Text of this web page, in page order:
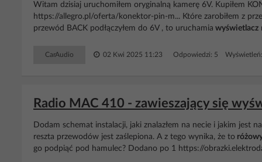
Witam dzisiaj uruchomiłem oryginalną kamerę 6V. Kupiłem
https://allegro.pl/oferta/konektor-pin-m... Które zarobiłem z
przewód BACK podłączyłem do 6V , to uruchamia wyświetlacz
CarAudio 02 Kwi 2025 11:23 Odpowiedzi: 5
Radio MAC 410 - zawieszający się
Dodam schemat instalacji, jaki znalazłem na necie i jakim jest
reszta przewodów jest zaślepiona. A z tego wynika, że to
go podpiąć pod hamulec? Dodano po 1 https://